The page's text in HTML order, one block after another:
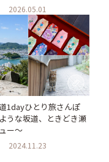
2026.05.01
1dayひとり旅さんぽ
うな坂道、ときどき瀬
ー～
2024.11.23